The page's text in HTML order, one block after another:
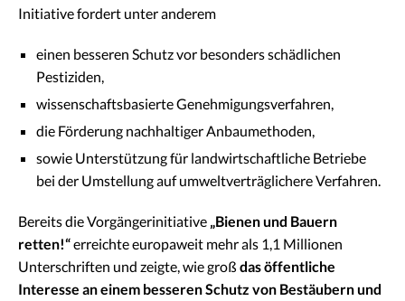
Initiative fordert unter anderem
einen besseren Schutz vor besonders schädlichen
Pestiziden,
wissenschaftsbasierte Genehmigungsverfahren,
die Förderung nachhaltiger Anbaumethoden,
sowie Unterstützung für landwirtschaftliche Betriebe
bei der Umstellung auf umweltverträglichere Verfahren.
Bereits die Vorgängerinitiative „Bienen und Bauern
retten!“erreichte europaweit mehr als 1,1 Millionen
Unterschriften und zeigte, wie groß das öffentliche
Interesse an einem besseren Schutz von Bestäubern und